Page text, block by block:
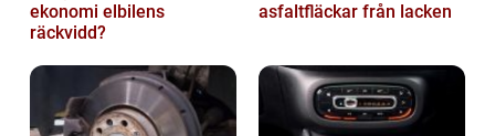
ekonomi elbilens
räckvidd?
asfaltfläckar från lacken